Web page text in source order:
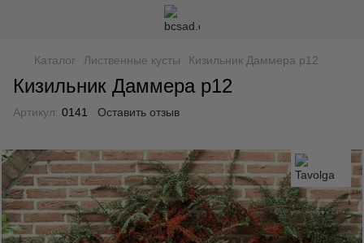
Каталог Лиственные кусты Кизильник Даммера р12
Кизильник Даммера р12
Артикул: 0141 Оставить отзыв